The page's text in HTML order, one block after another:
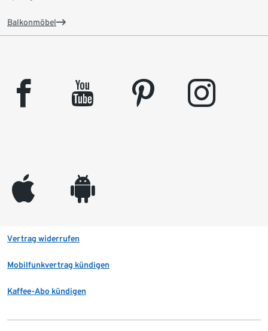
Balkonmöbel
facebook youtube pinterest instagram
appleinc android
Vertrag widerrufen
Mobilfunkvertrag kündigen
Kaffee-Abo kündigen